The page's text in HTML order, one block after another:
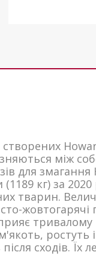
створених
між
для змагання
кг) за 2020
тварин.
жовтогарячі
тривалому
ростуть і
сходів. Їх